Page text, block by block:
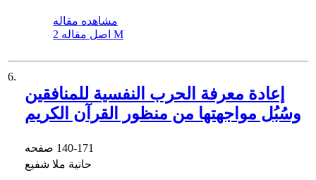
مشاهده مقاله
اصل مقاله 2 M
6.
إعادة معرفة الحرب النفسیة للمنافقین
وسُبُل مواجهتها من منظور القرآن الكریم
140-171
حانیة ملا شفیع